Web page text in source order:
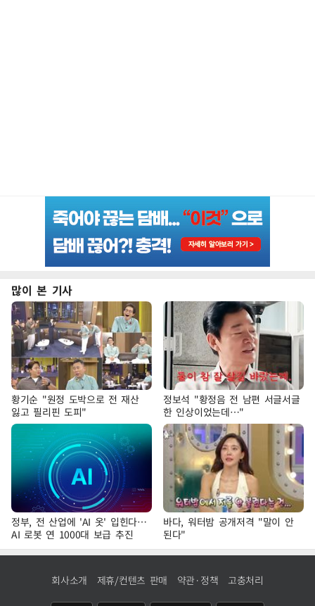
많이 본 기사
황기순 "원정 도박으로 전 재산
잃고 필리핀 도피"
정보석 "황정음 전 남편 서글서글
한 인상이었는데…"
정부, 전 산업에 'AI 옷' 입힌다…
AI 로봇 연 1000대 보급 추진
바다, 워터밤 공개저격 "말이 안
된다"
회사소개 제휴/컨텐츠 판매 약관·정책 고충처리